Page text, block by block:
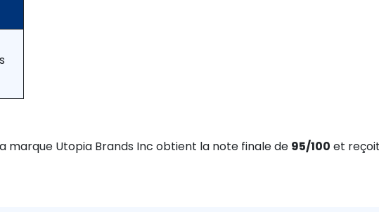
Utopia Brands Inc obtient la note finale de 95/100 et